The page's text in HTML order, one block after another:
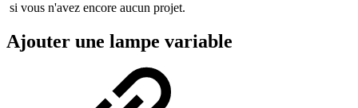
si vous n'avez encore aucun projet.
Ajouter une lampe variable